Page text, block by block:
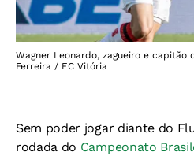
Wagner Leonardo, zagueiro e
Ferreira / EC Vitória
Sem poder jogar diante do
rodada do Campeonato